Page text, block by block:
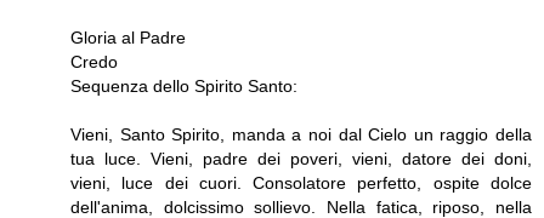
Gloria al Padre
Credo
Sequenza dello Spirito Santo:
Vieni, Santo Spirito, manda a noi dal Cielo un raggio della
tua luce. Vieni, padre dei poveri, vieni, datore dei doni,
vieni, luce dei cuori. Consolatore perfetto, ospite dolce
dell'anima, dolcissimo sollievo. Nella fatica, riposo, nella